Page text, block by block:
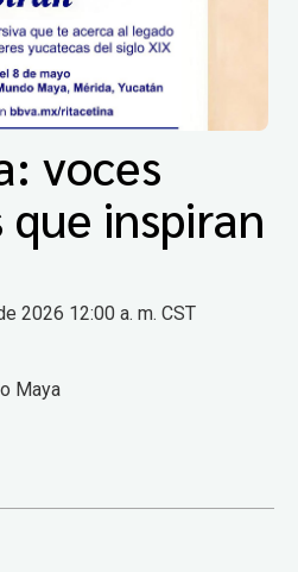
voces
inspiran
2026 12:00 a. m. CST
Maya